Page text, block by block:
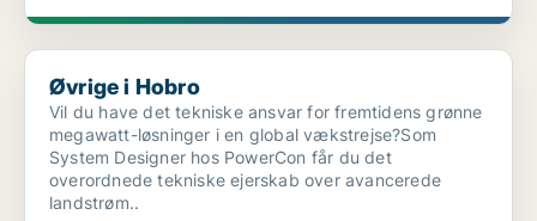
Øvrige i Hobro
Øvrige i Hobro
Vil du have det tekniske ansvar for fremtidens grønne
megawatt-løsninger i en global vækstrejse?Som
System Designer hos PowerCon får du det
overordnede tekniske ejerskab over avancerede
landstrøm..